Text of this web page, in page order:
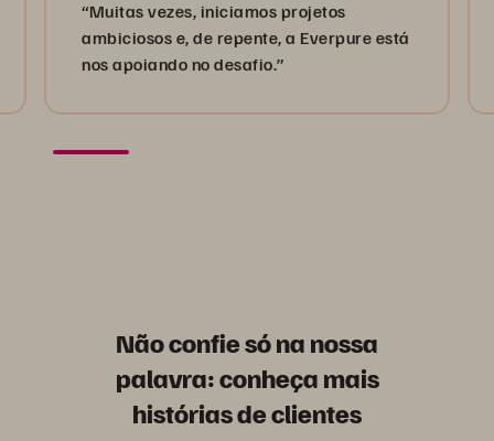
“Muitas vezes, iniciamos projetos
ambiciosos e, de repente, a Everpure está
nos apoiando no desafio.”
Não confie só na nossa
palavra: conheça mais
histórias de clientes